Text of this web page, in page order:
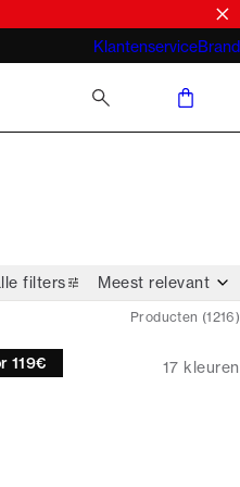
KlantenserviceBrand
"Business casual voor
filters
Producten (1216)
119€ 17 kleuren